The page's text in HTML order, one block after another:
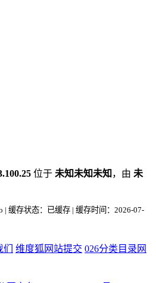
位于 未知未知未知 ，由 未
| 缓存状态：已缓存 | 缓存时间：2026-07-
维度狐网站提交 026分类目录网